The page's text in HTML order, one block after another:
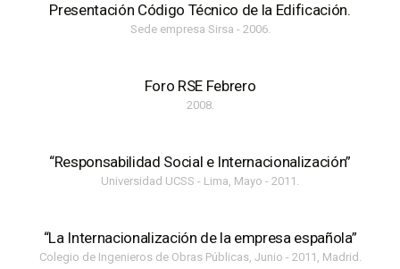
Presentación Código Técnico de la Edificación.
Sede empresa Sirsa - 2006.
Foro RSE Febrero
2008.
“Responsabilidad Social e Internacionalización”
Universidad UCSS - Lima, Mayo - 2011.
“La Internacionalización de la empresa española”
Colegio de Ingenieros de Obras Públicas, Junio - 2011, Madrid.